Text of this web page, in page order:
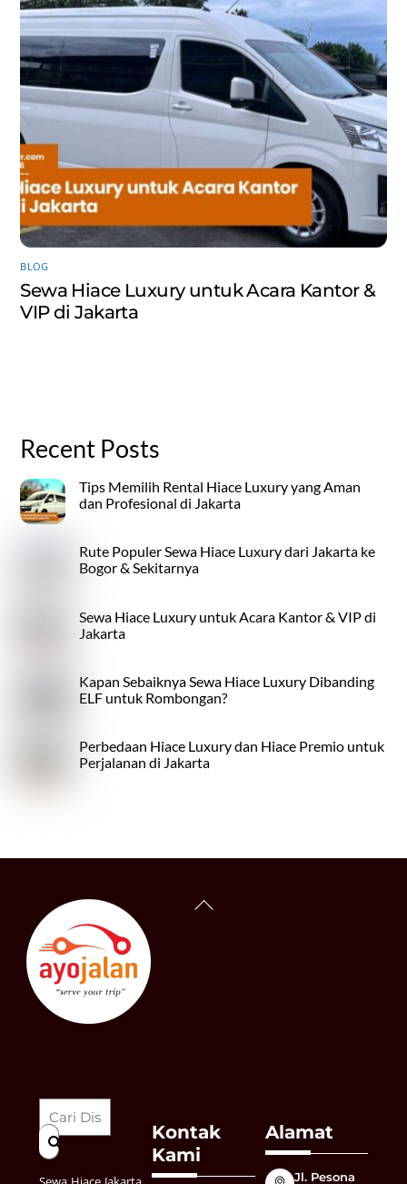
BLOG
Sewa Hiace Luxury untuk Acara Kantor &
VIP di Jakarta
Recent Posts
Tips Memilih Rental Hiace Luxury yang Aman
dan Profesional di Jakarta
Rute Populer Sewa Hiace Luxury dari Jakarta ke
Bogor & Sekitarnya
Sewa Hiace Luxury untuk Acara Kantor & VIP di
Jakarta
Kapan Sebaiknya Sewa Hiace Luxury Dibanding
ELF untuk Rombongan?
Perbedaan Hiace Luxury dan Hiace Premio untuk
Perjalanan di Jakarta
Back
Kontak
Kami
Alamat
Jl. Pesona